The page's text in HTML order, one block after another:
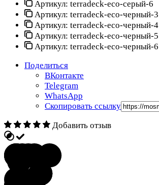
Артикул: terradeck-eco-серый-6
Артикул: terradeck-eco-черный-3
Артикул: terradeck-eco-черный-4
Артикул: terradeck-eco-черный-5
Артикул: terradeck-eco-черный-6
Поделиться
ВКонтакте
Telegram
WhatsApp
Скопировать ссылку
Добавить отзыв